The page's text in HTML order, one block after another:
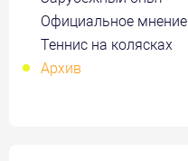
Официальное мнение
Теннис на колясках
Архив